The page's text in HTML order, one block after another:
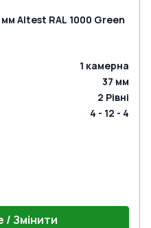
Altest RAL 1000 Green
1 камерна
37 мм
2 Рівні
4 - 12 - 4
/ Змінити